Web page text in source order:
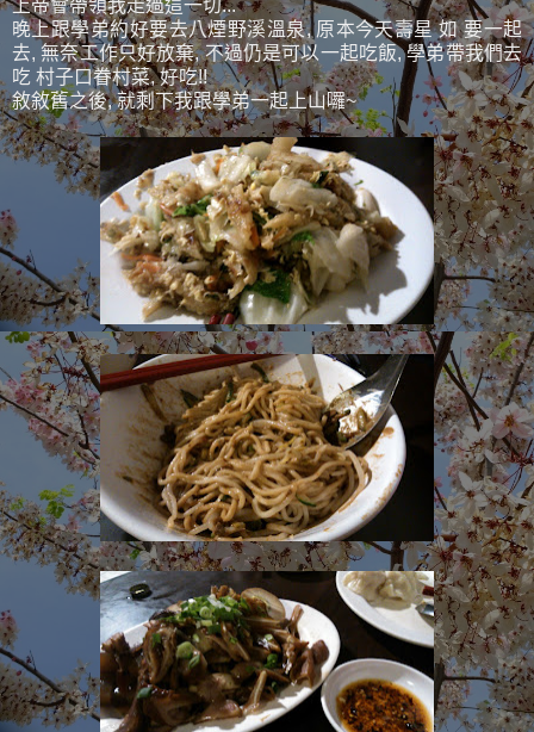
上帝會帶領我走過這一切...
晚上跟學弟約好要去八煙野溪溫泉, 原本今天壽星 如 要一起
去, 無奈工作只好放棄, 不過仍是可以一起吃飯, 學弟帶我們去
吃 村子口眷村菜, 好吃!!
敘敘舊之後, 就剩下我跟學弟一起上山囉~